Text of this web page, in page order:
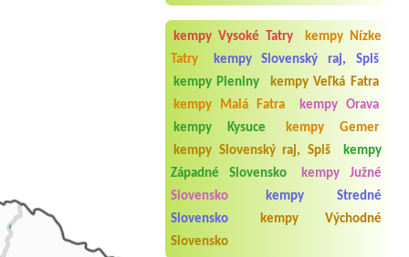
kempy Vysoké Tatry
kempy Nízke
Tatry
kempy Slovenský raj, Spiš
kempy Pieniny
kempy Veľká Fatra
kempy Malá Fatra
kempy Orava
kempy Kysuce
kempy Gemer
kempy Slovenský raj, Spiš
kempy
Západné Slovensko
kempy Južné
Slovensko
kempy Stredné
Slovensko
kempy Východné
Slovensko
Termín od 2026-08-07 |
Autocamping
Tajov
2 stany spolu 3 osoby